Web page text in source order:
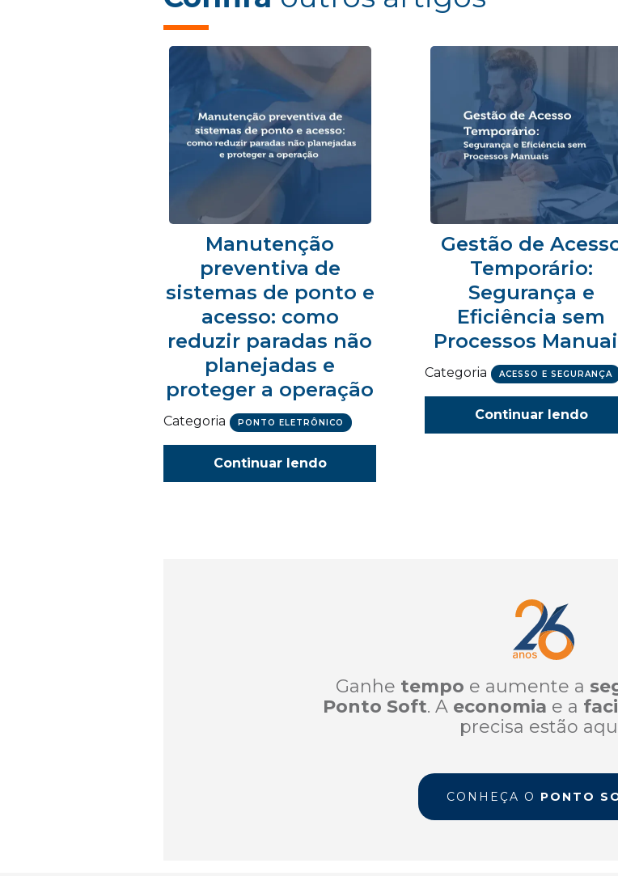
Manutenção
preventiva de
sistemas de ponto e
acesso: como
reduzir paradas não
planejadas e
proteger a operação
Categoria PONTO ELETRÔNICO
Continuar lendo
Gestão de
Temporário:
Segurança e
Eficiência sem
Processos
Categoria ACESSO E SEGURANÇA
Continuar lendo
Ganhe tempo e aumente a
Ponto Soft. A economia e a
precisa estão
CONHEÇA O PONTO